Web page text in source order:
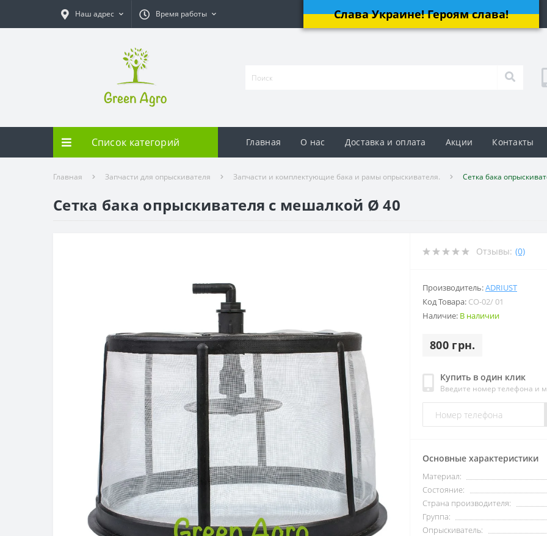
Наш адрес Время работы Слава Украине! Героям слава!
Список категорий Главная О нас Доставка и оплата Акции Контакты
Главная Запчасти для опрыскивателя Запчасти и комплектующие бака и рамы опрыскивателя. Сетка бака
Сетка бака опрыскивателя с мешалкой Ø 40
Отзывы: (0)
Производитель:ADRIUST
Код Товара: CO-02/ 01
Наличие: В наличии
800 грн.
Купить в один клик
Введите номер телефона и
Основные характеристики
Материал:
Состояние:
Страна производителя:
Группа:
Опрыскиватель: